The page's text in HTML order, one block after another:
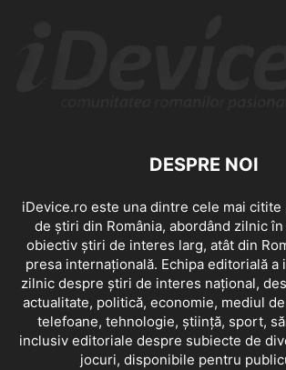
DESPRE NOI
iDevice.ro este una dintre cele mai
de știri din România, abordând zilnic
obiectiv știri de interes larg, atât din
presa internațională. Echipa editorială a
zilnic despre știri de interes național,
actualitate, politică, economie, mediul
telefoane, tehnologie, știință, sport,
inclusiv editoriale despre subiecte de
jocuri, disponibile pentru